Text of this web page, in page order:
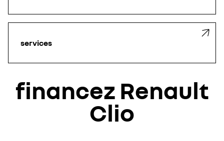
services
financez Renault
Clio